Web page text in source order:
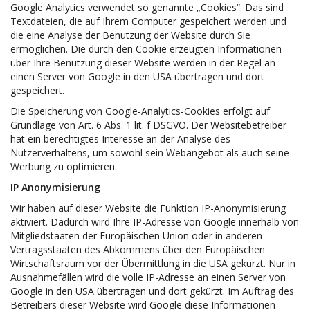
Google Analytics verwendet so genannte „Cookies“. Das sind
Textdateien, die auf Ihrem Computer gespeichert werden und
die eine Analyse der Benutzung der Website durch Sie
ermöglichen. Die durch den Cookie erzeugten Informationen
über Ihre Benutzung dieser Website werden in der Regel an
einen Server von Google in den USA übertragen und dort
gespeichert.
Die Speicherung von Google-Analytics-Cookies erfolgt auf
Grundlage von Art. 6 Abs. 1 lit. f DSGVO. Der Websitebetreiber
hat ein berechtigtes Interesse an der Analyse des
Nutzerverhaltens, um sowohl sein Webangebot als auch seine
Werbung zu optimieren.
IP Anonymisierung
Wir haben auf dieser Website die Funktion IP-Anonymisierung
aktiviert. Dadurch wird Ihre IP-Adresse von Google innerhalb von
Mitgliedstaaten der Europäischen Union oder in anderen
Vertragsstaaten des Abkommens über den Europäischen
Wirtschaftsraum vor der Übermittlung in die USA gekürzt. Nur in
Ausnahmefällen wird die volle IP-Adresse an einen Server von
Google in den USA übertragen und dort gekürzt. Im Auftrag des
Betreibers dieser Website wird Google diese Informationen